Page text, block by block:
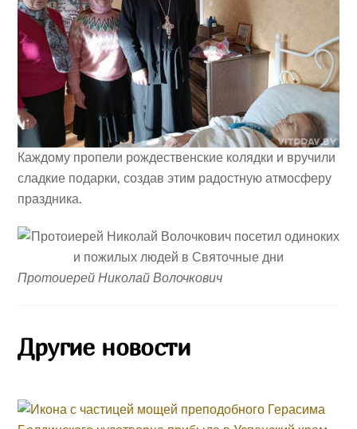
Каждому пропели рождественские колядки и вручили
сладкие подарки, создав этим радостную атмосферу
праздника.
Протоиерей Николай Волочкович
Другие новости